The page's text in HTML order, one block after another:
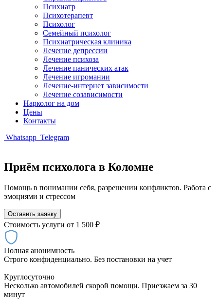
Психиатр
Психотерапевт
Психолог
Семейный психолог
Психиатрическая клиника
Лечение депрессии
Лечение психоза
Лечение панических атак
Лечение игромании
Лечение-интернет зависимости
Лечение созависимости
Нарколог на дом
Цены
Контакты
Whatsapp Telegram
Приём психолога в Коломне
Помощь в понимании себя, разрешении конфликтов. Работа с
эмоциями и стрессом
Оставить заявку
Стоимость услуги от 1 500 ₽
Полная анонимность
Строго конфиденциально. Без постановки на учет
Круглосуточно
Несколько автомобилей скорой помощи. Приезжаем за 30
минут